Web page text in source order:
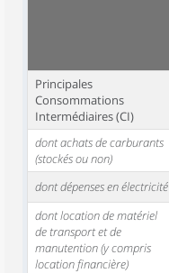
Principales
Consommations
Intermédiaires (CI)
dont achats de carburants
(stockés ou non)
dont dépenses en électricité
dont location de matériel
de transport et de
manutention (y compris
location financière)